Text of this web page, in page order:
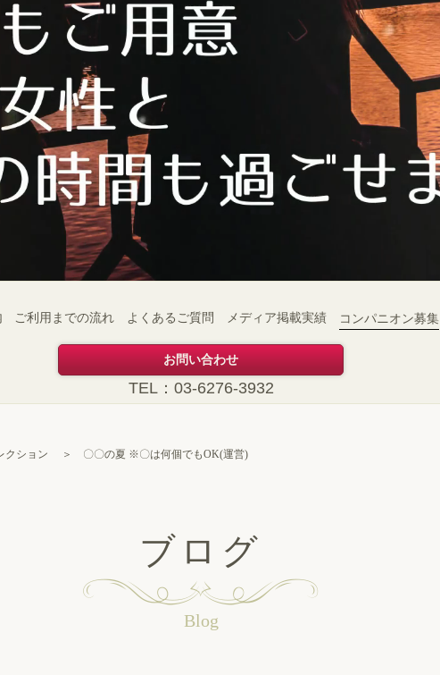
ご利用までの流れ よくあるご質問 メディア掲載実績 コンパニオン募集
お問い合わせ
TEL：03-6276-3932
クション ＞ 〇〇の夏 ※〇は何個でもOK(運営)
ブログ
Blog